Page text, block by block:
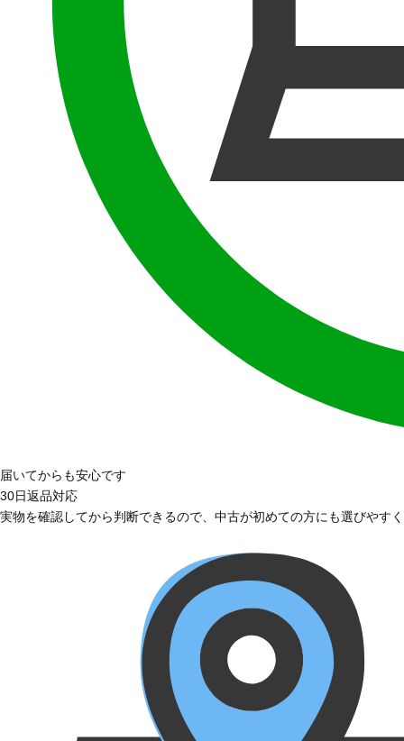
届いてからも安心です
30日返品対応
実物を確認してから判断できるので、中古が初めての方にも選びやす